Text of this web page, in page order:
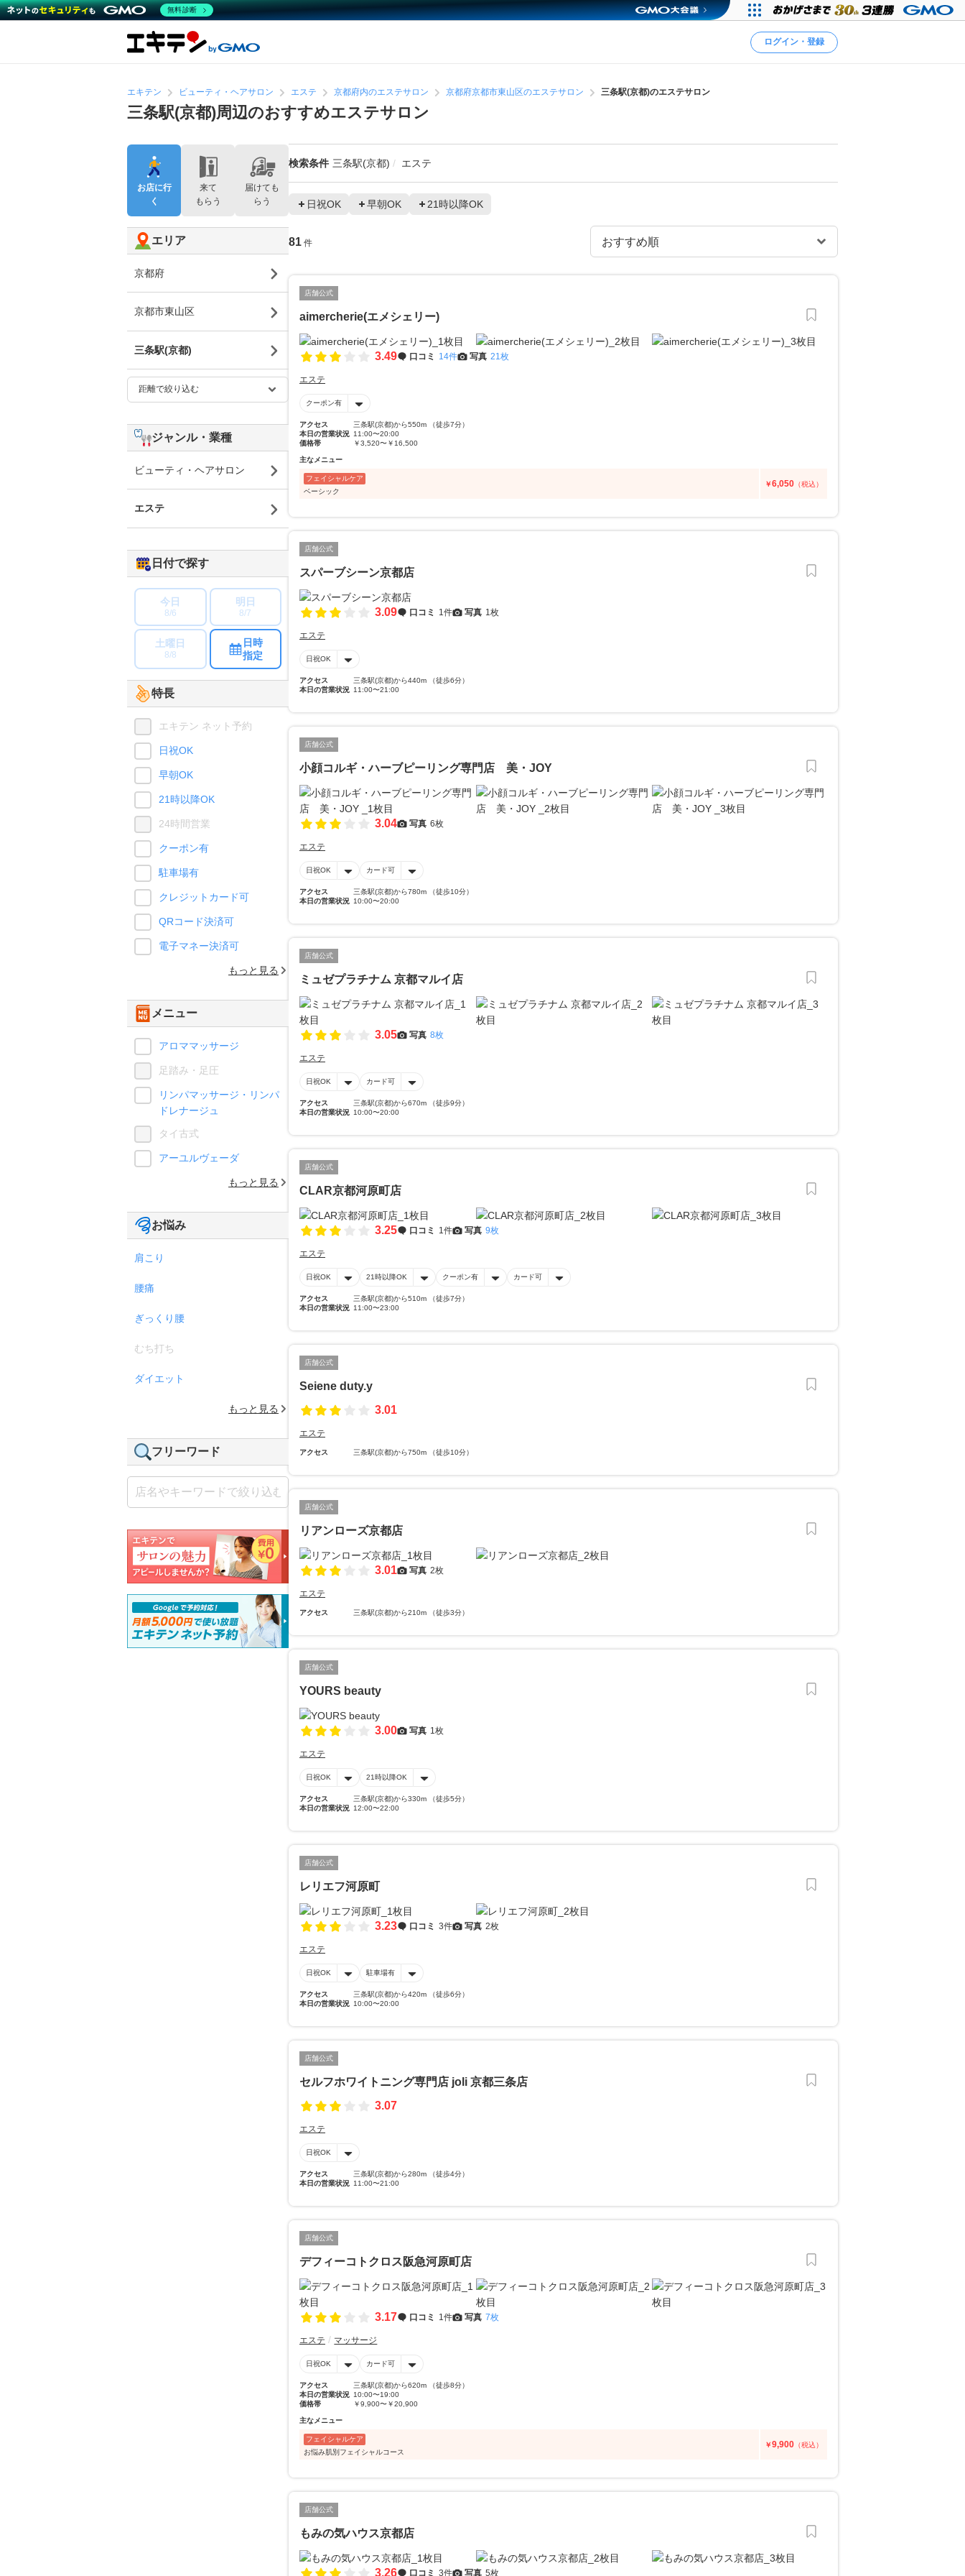
ログイン・登録
エキテン ビューティ・ヘアサロン エステ 京都府内のエステサロン 京都府京都市東山区のエステサロン 三条駅(京都)のエステサロン
三条駅(京都)周辺のおすすめエステサロン
検索条件 三条駅(京都) エステ
日祝OK 早朝OK 21時以降OK
81 件
店舗公式
aimercherie(エメシェリー)
3.49 口コミ 14件 写真 21枚
エステ
クーポン有
アクセス
三条駅(京都)から550m （徒歩7分）
本日の営業状況 11:00〜20:00
価格帯
￥3,520〜￥16,500
主なメニュー
フェイシャルケア
ベーシック
￥6,050 （税込）
店舗公式
スパーブシーン京都店
3.09 口コミ 1件 写真 1枚
エステ
日祝OK
アクセス
三条駅(京都)から440m （徒歩6分）
本日の営業状況 11:00〜21:00
店舗公式
小顔コルギ・ハーブピーリング専門店 美・JOY
3.04 写真 6枚
エステ
日祝OK カード可
アクセス
三条駅(京都)から780m （徒歩10分）
本日の営業状況 10:00〜20:00
店舗公式
ミュゼプラチナム 京都マルイ店
3.05 写真 8枚
エステ
日祝OK カード可
アクセス
三条駅(京都)から670m （徒歩9分）
本日の営業状況 10:00〜20:00
店舗公式
CLAR京都河原町店
3.25 口コミ 1件 写真 9枚
エステ
日祝OK 21時以降OK クーポン有 カード可
アクセス
三条駅(京都)から510m （徒歩7分）
本日の営業状況 11:00〜23:00
店舗公式
Seiene duty.y
3.01
エステ
アクセス 三条駅(京都)から750m （徒歩10分）
店舗公式
リアンローズ京都店
3.01 写真 2枚
エステ
アクセス 三条駅(京都)から210m （徒歩3分）
店舗公式
YOURS beauty
3.00 写真 1枚
エステ
日祝OK 21時以降OK
アクセス
三条駅(京都)から330m （徒歩5分）
本日の営業状況 12:00〜22:00
店舗公式
レリエフ河原町
3.23 口コミ 3件 写真 2枚
エステ
日祝OK 駐車場有
アクセス
三条駅(京都)から420m （徒歩6分）
本日の営業状況 10:00〜20:00
店舗公式
セルフホワイトニング専門店 joli 京都三条店
3.07
エステ
日祝OK
アクセス
三条駅(京都)から280m （徒歩4分）
本日の営業状況 11:00〜21:00
店舗公式
デフィーコトクロス阪急河原町店
3.17 口コミ 1件 写真 7枚
エステ マッサージ
日祝OK カード可
アクセス
三条駅(京都)から620m （徒歩8分）
本日の営業状況 10:00〜19:00
価格帯
￥9,900〜￥20,900
主なメニュー
フェイシャルケア
お悩み肌別フェイシャルコース
￥9,900 （税込）
店舗公式
もみの気ハウス京都店
3.26 口コミ 3件 写真 5枚
お店に行
く
来て
もらう
届けても
らう
エリア
京都府
京都市東山区
三条駅(京都)
ジャンル・業種
ビューティ・ヘアサロン
エステ
日付で探す
今日
8/6
明日
8/7
土曜日
8/8
日時
指定
特長
エキテン ネット予約
日祝OK
早朝OK
21時以降OK
24時間営業
クーポン有
駐車場有
クレジットカード可
QRコード決済可
電子マネー決済可
もっと見る
メニュー
アロママッサージ
足踏み・足圧
リンパマッサージ・リンパ
ドレナージュ
タイ古式
アーユルヴェーダ
もっと見る
お悩み
肩こり
腰痛
ぎっくり腰
むち打ち
ダイエット
もっと見る
フリーワード
無料診断